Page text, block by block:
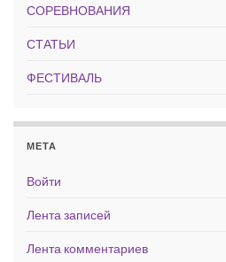
СОРЕВНОВАНИЯ
СТАТЬИ
ФЕСТИВАЛЬ
МЕТА
Войти
Лента записей
Лента комментариев